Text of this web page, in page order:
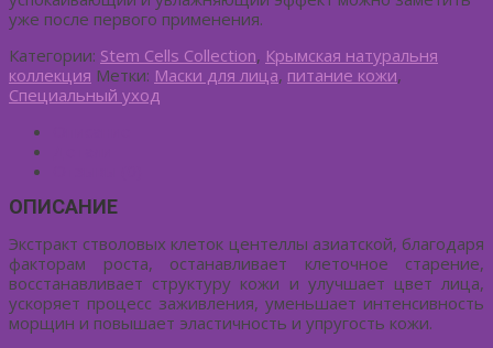
уже после первого применения.
Категории: Stem Cells Collection, Крымская натуральня
коллекция Метки: Маски для лица, питание кожи,
Специальный уход
ОПИСАНИЕ
Экстракт стволовых клеток центеллы азиатской, благодаря
факторам роста, останавливает клеточное старение,
восстанавливает структуру кожи и улучшает цвет лица,
ускоряет процесс заживления, уменьшает интенсивность
морщин и повышает эластичность и упругость кожи.